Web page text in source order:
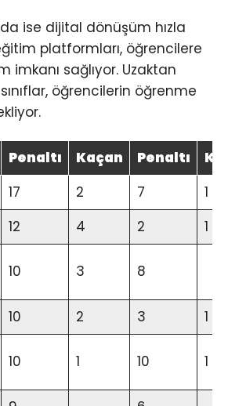
ise dijital dönüşüm hızla
platformları, öğrencilere
imkanı sağlıyor. Uzaktan
öğrencilerin öğrenme
Penaltı Kaçan Penaltı
17 2 7
1
12 4 2
1
10 3 8
10 2 3
1
10 1 10 1